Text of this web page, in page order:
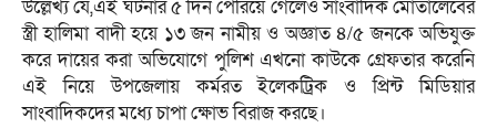
উল্লেখ্য যে,এই ঘটনার ৫ দিন পেরিয়ে গেলেও সাংবাদিক মোতালেবের
স্ত্রী হালিমা বাদী হয়ে ১৩ জন নামীয় ও অজ্ঞাত ৪/৫ জনকে অভিযুক্ত
করে দায়ের করা অভিযোগে পুলিশ এখনো কাউকে গ্রেফতার করেনি
এই নিয়ে উপজেলায় কর্মরত ইলেকট্রিক ও প্রিন্ট মিডিয়ার
সাংবাদিকদের মধ্যে চাপা ক্ষোভ বিরাজ করছে।